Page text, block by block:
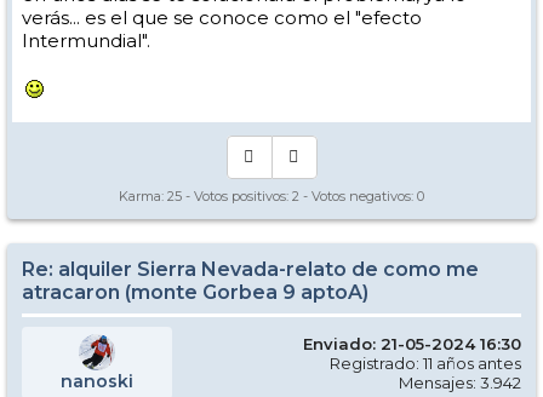
verás... es el que se conoce como el "efecto
Intermundial".
Karma: 25 - Votos positivos: 2 - Votos negativos: 0
Re: alquiler Sierra Nevada-relato de como me
atracaron (monte Gorbea 9 aptoA)
nanoski
Enviado: 21-05-2024 16:30
Registrado: 11 años antes
Mensajes: 3.942